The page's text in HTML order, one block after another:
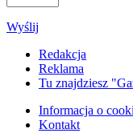
Wyślij
Redakcja
Reklama
Tu znajdziesz
Informacja o
Kontakt